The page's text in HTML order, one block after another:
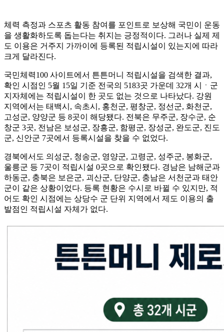
체력 측정과 스포츠 활동 참여를 포인트로 보상해 국민이 운동
을 생활화하도록 돕는다는 취지는 긍정적이다. 그러나 실제 제
도 이용은 거주지 가까이에 등록된 적립시설이 있는지에 따라
크게 달라진다.
국민체력100 사이트에서 튼튼머니 적립시설을 검색한 결과,
확인 시점인 5월 15일 기준 전국의 5183곳 가운데 32개 시ㆍ군
지자체에는 적립시설이 한 곳도 없는 것으로 나타났다. 강원
지역에서는 태백시, 속초시, 홍천군, 평창군, 정선군, 화천군,
고성군, 양양군 등 8곳이 해당됐다. 전북은 무주군, 장수군, 순
창군 3곳, 전남은 보성군, 장흥군, 함평군, 장성군, 완도군, 진도
군, 신안군 7곳에서 등록시설을 찾을 수 없었다.
경북에서도 의성군, 청송군, 영양군, 고령군, 성주군, 봉화군,
울릉군 등 7곳이 적립시설 0곳으로 확인됐다. 경남은 남해군과
하동군, 충북은 보은군, 괴산군, 단양군, 충남은 서천군과 태안
군이 같은 상황이었다. 등록 현황은 수시로 바뀔 수 있지만, 적
어도 확인 시점에는 상당수 군 단위 지역에서 제도 이용의 출
발점인 적립시설 자체가 없다.